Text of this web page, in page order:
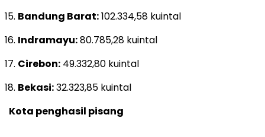
Bandung Barat:102.334,58 kuintal
Indramayu:80.785,28 kuintal
Cirebon: 49.332,80 kuintal
Bekasi:32.323,85 kuintal
Kota penghasil pisang